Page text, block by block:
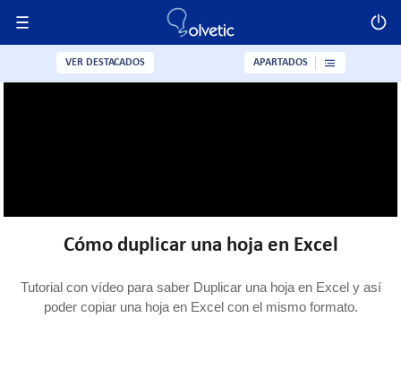
Cómo duplicar una hoja en Excel
Tutorial con vídeo para saber Duplicar una hoja en Excel y así
poder copiar una hoja en Excel con el mismo formato.
VER DESTACADOS APARTADOS